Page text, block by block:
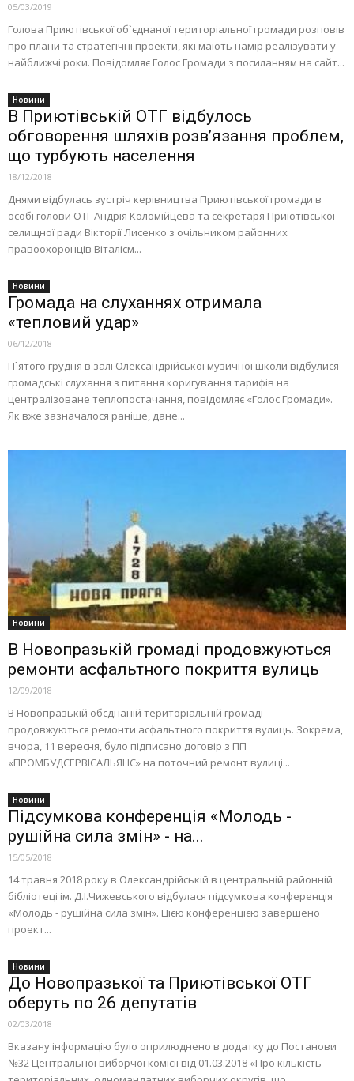
05/03/2019
Голова Приютівської об`єднаної територіальної громади розповів
про плани та стратегічні проекти, які мають намір реалізувати у
найближчі роки. Повідомляє Голос Громади з посиланням на сайт...
Новини
В Приютівській ОТГ відбулось
обговорення шляхів розв’язання проблем,
що турбують населення
18/12/2018
Днями відбулась зустріч керівництва Приютівської громади в
особі голови ОТГ Андрія Коломійцева та секретаря Приютівської
селищної ради Вікторії Лисенко з очільником районних
правоохоронців Віталієм...
Новини
Громада на слуханнях отримала
«тепловий удар»
06/12/2018
П`ятого грудня в залі Олександрійської музичної школи відбулися
громадські слухання з питання коригування тарифів на
централізоване теплопостачання, повідомляє «Голос Громади».
Як вже зазначалося раніше, дане...
Новини
В Новопразькій громаді продовжуються
ремонти асфальтного покриття вулиць
12/09/2018
В Новопразькій обєднаній територіальній громаді
продовжуються ремонти асфальтного покриття вулиць. Зокрема,
вчора, 11 вересня, було підписано договір з ПП
«ПРОМБУДСЕРВІСАЛЬЯНС» на поточний ремонт вулиці...
Новини
Підсумкова конференція «Молодь -
рушійна сила змін» - на...
15/05/2018
14 травня 2018 року в Олександрійській в центральній районній
бібліотеці ім. Д.І.Чижевського відбулася підсумкова конференція
«Молодь - рушійна сила змін». Цією конференцією завершено
проект...
Новини
До Новопразької та Приютівської ОТГ
оберуть по 26 депутатів
02/03/2018
Вказану інформацію було оприлюднено в додатку до Постанови
№32 Центральної виборчої комісії від 01.03.2018 «Про кількість